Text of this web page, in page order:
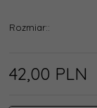
Rozmiar::
42,00 PLN